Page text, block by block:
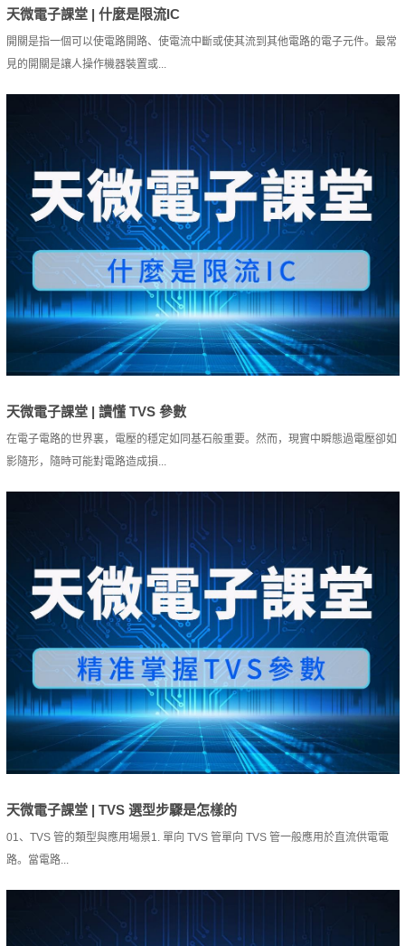
天微電子課堂 | 什麼是限流IC
開關是指一個可以使電路開路、使電流中斷或使其流到其他電路的電子元件。最常
見的開關是讓人操作機器裝置或...
天微電子課堂 | 讀懂 TVS 參數
在電子電路的世界裏，電壓的穩定如同基石般重要。然而，現實中瞬態過電壓卻如
影隨形，隨時可能對電路造成損...
天微電子課堂 | TVS 選型步驟是怎樣的
01、TVS 管的類型與應用場景1. 單向 TVS 管單向 TVS 管一般應用於直流供電電
路。當電路...